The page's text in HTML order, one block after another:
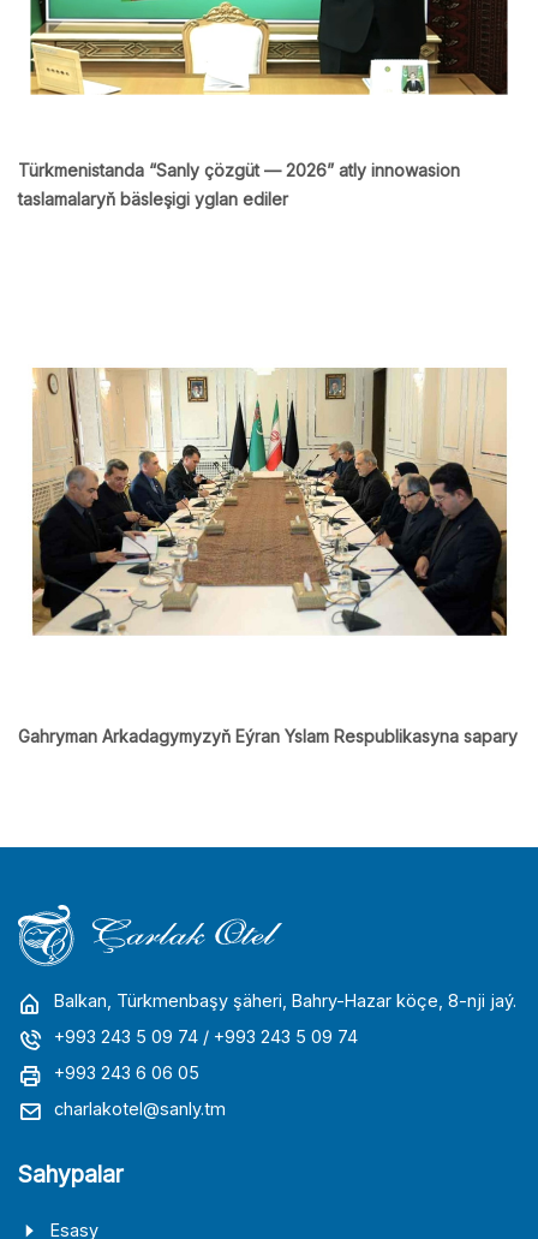
Türkmenistanda “Sanly çözgüt — 2026” atly innowasion
taslamalaryň bäsleşigi yglan ediler
Gahryman Arkadagymyzyň Eýran Yslam Respublikasyna sapary
Balkan, Türkmenbaşy şäheri, Bahry-Hazar köçe, 8-nji jaý.
+993 243 5 09 74 / +993 243 5 09 74
+993 243 6 06 05
charlakotel@sanly.tm
Sahypalar
Esasy